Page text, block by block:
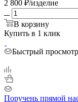
2 800 ₽/изделие
В корзину
Купить в 1 клик
Быстрый просмотр
Поручень прямой